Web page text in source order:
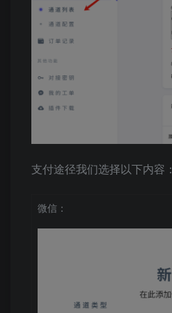
支付途径我们选择以下内容：
微信：